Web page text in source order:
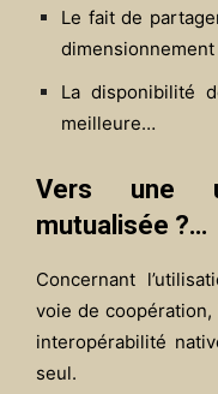
Le fait de
dimensionnement
La disponibilité
meilleure…
Vers une
mutualisée ?…
Concernant
voie de coopération,
interopérabilité
seul.